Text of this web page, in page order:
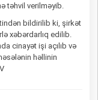
təhvil verilməyib.
bildirilib ki, şirkət
xəbərdarlıq edilib.
cinayət işi açılıb və
həllinin